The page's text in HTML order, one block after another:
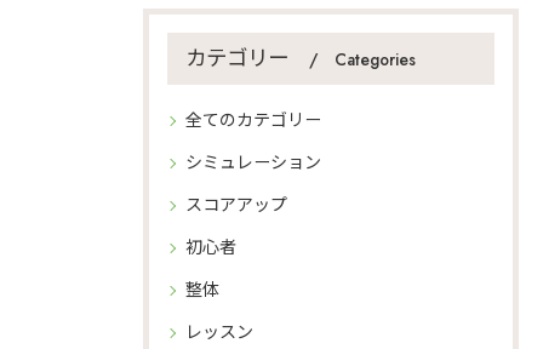
カテゴリー Categories
全てのカテゴリー
シミュレーション
スコアアップ
初心者
整体
レッスン